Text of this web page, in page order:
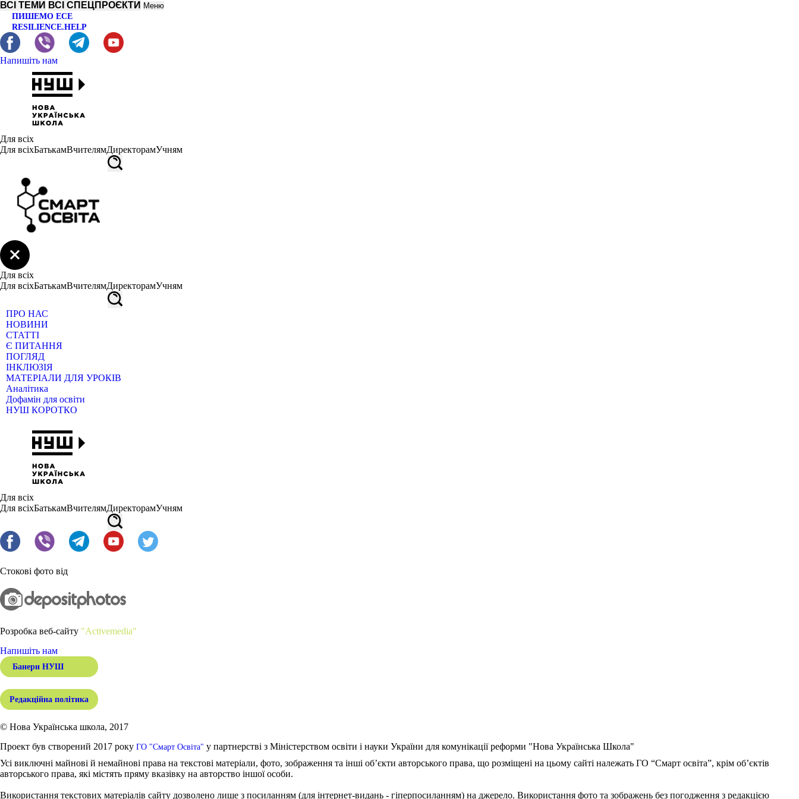
ВСІ ТЕМИ ВСІ СПЕЦПРОЄКТИ Меню
ПИШЕМО ЕСЕ
RESILIENCE.HELP
Напишіть нам
Для всіх
Для всіхБатькамВчителямДиректорамУчням
Для всіх
Для всіхБатькамВчителямДиректорамУчням
ПРО НАС
НОВИНИ
СТАТТІ
Є ПИТАННЯ
ПОГЛЯД
ІНКЛЮЗІЯ
МАТЕРІАЛИ ДЛЯ УРОКІВ
Аналітика
Дофамін для освіти
НУШ КОРОТКО
Для всіх
Для всіхБатькамВчителямДиректорамУчням
Стокові фото від
Розробка веб-сайту "Activemedia"
Напишіть нам
Банери НУШ
Редакційна політика
© Нова Українська школа, 2017
Проект був створений 2017 року ГО "Смарт Освіта" у партнерстві з Міністерством освіти і науки України для комунікації реформи "Нова Українська Школа"
Усі виключні майнові й немайнові права на текстові матеріали, фото, зображення та інші об’єкти авторського права, що розміщені на цьому сайті належать ГО “Смарт освіта”, крім об’єктів
авторського права, які містять пряму вказівку на авторство іншої особи.
Використання текстових матеріалів сайту дозволено лише з посиланням (для інтернет-видань - гіперпосиланням) на джерело. Використання фото та зображень без погодження з редакцією